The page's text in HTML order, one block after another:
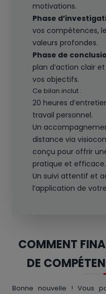
motivations.
Phase
vos compétences,
valeurs profondes.
Phase de
plan d’action clair
vos objectifs.
Ce bilan inclut :
20 heures
travail personnel.
Un
distance via
conçu pour offrir
pratique et efficace.
Un suivi attentif et
l’application de
COMMENT
DE
Bonne nouvelle ! Vous